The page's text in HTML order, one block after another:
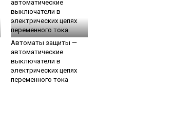
Автоматы защиты —
автоматические
выключатели в
электрических цепях
переменного тока